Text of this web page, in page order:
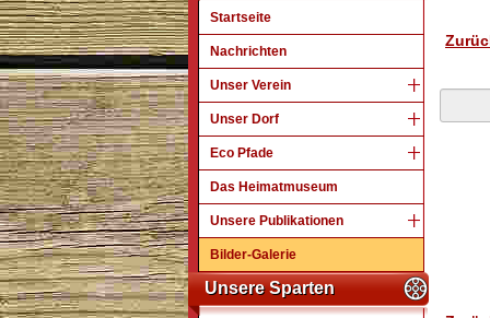
Startseite
Nachrichten
Unser Verein
Unser Dorf
Eco Pfade
Das Heimatmuseum
Unsere Publikationen
Bilder-Galerie
Unsere Sparten